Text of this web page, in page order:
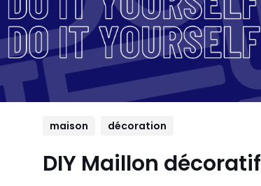
maison décoration
DIY Maillon décoratif